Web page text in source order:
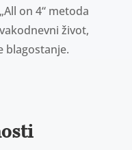
on 4“ metoda
život,
blagostanje.